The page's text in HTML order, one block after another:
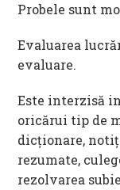
Probele sunt
Evaluarea
evaluare.
Este interzisă
oricărui tip de
dicționare,
rezumate,
rezolvarea